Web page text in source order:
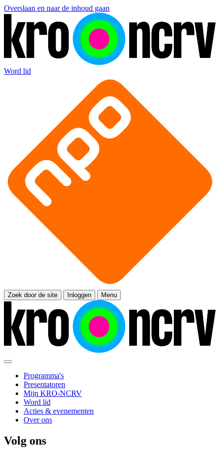
Overslaan en naar de inhoud gaan
Word lid
Zoek door de site Inloggen Menu
Programma's
Presentatoren
Mijn KRO-NCRV
Word lid
Acties & evenementen
Over ons
Volg ons